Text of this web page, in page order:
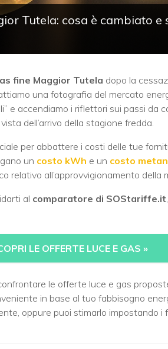
Tutela: cosa è cambiato e
fine Maggior Tutela dopo la
una fotografia del mercato
e accendiamo i riflettori sui passi da
dell’arrivo della stagione fredda.
per abbattere i costi delle tue
un costo kWh e un costo
relativo all’approvvigionamento della
al comparatore di SOStariffe.it
LE OFFERTE LUCE E GAS »
le offerte luce e gas
in base al tuo fabbisogno
oppure puoi stimarlo impostando i